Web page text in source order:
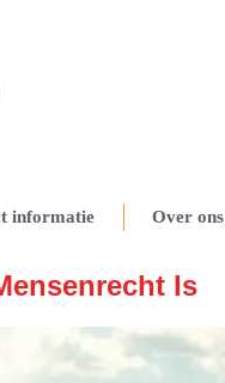
informatie Over ons
Is